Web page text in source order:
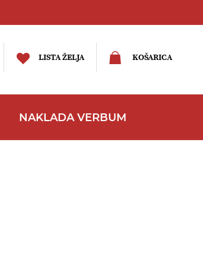
KOŠARICA
LISTA ŽELJA
NAKLADA VERBUM